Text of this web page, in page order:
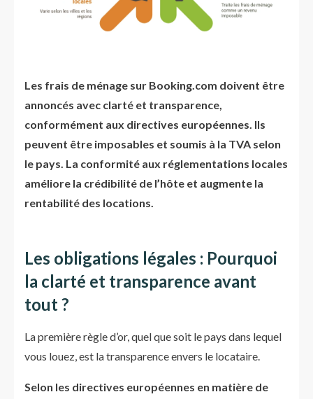
Les frais de ménage sur Booking.com doivent être
annoncés avec clarté et transparence,
conformément aux directives européennes. Ils
peuvent être imposables et soumis à la TVA selon
le pays. La conformité aux réglementations locales
améliore la crédibilité de l’hôte et augmente la
rentabilité des locations.
Les obligations légales : Pourquoi
la clarté et transparence avant
tout ?
La première règle d’or, quel que soit le pays dans lequel
vous louez, est la transparence envers le locataire.
Selon les directives européennes en matière de